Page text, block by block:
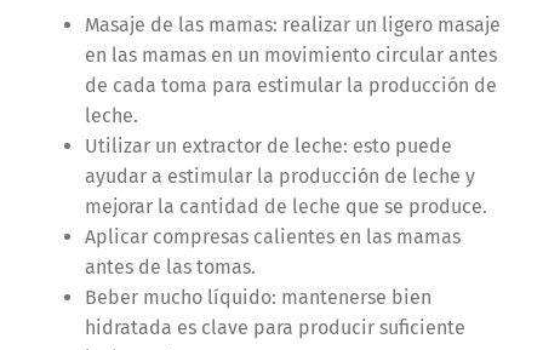
Masaje de las mamas: realizar un ligero masaje
en las mamas en un movimiento circular antes
de cada toma para estimular la producción de
leche.
Utilizar un extractor de leche: esto puede
ayudar a estimular la producción de leche y
mejorar la cantidad de leche que se produce.
Aplicar compresas calientes en las mamas
antes de las tomas.
Beber mucho líquido: mantenerse bien
hidratada es clave para producir suficiente